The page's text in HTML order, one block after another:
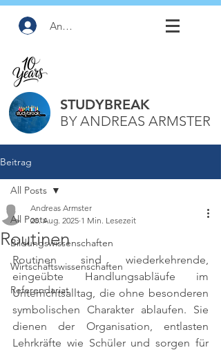
Anmelden
STUDYBREAK
BY ANDREAS ARMSTER
Beitrag
All Posts
Bildungswissenschaften
Wirtschaftswissenschaften
Referendariat
All Posts
Routinen
Andreas Armster
20. Aug. 2025 1 Min. Lesezeit
Routinen sind wiederkehrende,
eingeübte Handlungsabläufe im
Unterrichtsalltag, die ohne besonderen
symbolischen Charakter ablaufen. Sie
dienen der Organisation, entlasten
Lehrkräfte wie Schüler und sorgen für